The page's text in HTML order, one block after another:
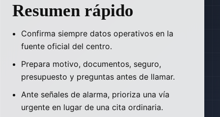
Resumen rápido
Confirma siempre datos operativos en la
fuente oficial del centro.
Prepara motivo, documentos, seguro,
presupuesto y preguntas antes de llamar.
Ante señales de alarma, prioriza una vía
urgente en lugar de una cita ordinaria.